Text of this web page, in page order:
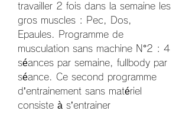
travailler 2 fois dans la semaine les
gros muscles : Pec, Dos,
Epaules. Programme de
musculation sans machine N°2 : 4
séances par semaine, fullbody par
séance. Ce second programme
d’entrainement sans matériel
consiste à s’entrainer